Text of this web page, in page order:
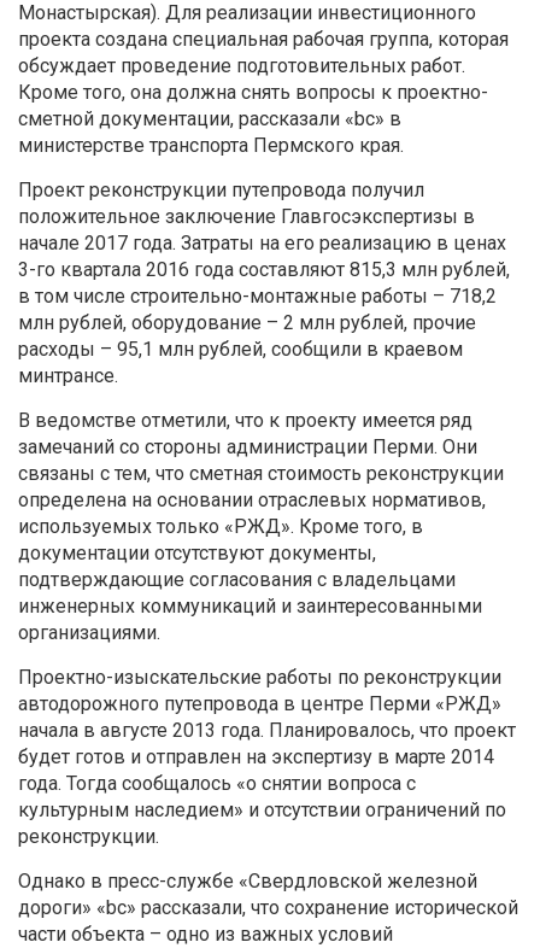
Монастырская). Для реализации инвестиционного
проекта создана специальная рабочая группа, которая
обсуждает проведение подготовительных работ.
Кроме того, она должна снять вопросы к проектно-
сметной документации, рассказали «bc» в
министерстве транспорта Пермского края.
Проект реконструкции путепровода получил
положительное заключение Главгосэкспертизы в
начале 2017 года. Затраты на его реализацию в ценах
3-го квартала 2016 года составляют 815,3 млн рублей,
в том числе строительно-монтажные работы – 718,2
млн рублей, оборудование – 2 млн рублей, прочие
расходы – 95,1 млн рублей, сообщили в краевом
минтрансе.
В ведомстве отметили, что к проекту имеется ряд
замечаний со стороны администрации Перми. Они
связаны с тем, что сметная стоимость реконструкции
определена на основании отраслевых нормативов,
используемых только «РЖД». Кроме того, в
документации отсутствуют документы,
подтверждающие согласования с владельцами
инженерных коммуникаций и заинтересованными
организациями.
Проектно-изыскательские работы по реконструкции
автодорожного путепровода в центре Перми «РЖД»
начала в августе 2013 года. Планировалось, что проект
будет готов и отправлен на экспертизу в марте 2014
года. Тогда сообщалось «о снятии вопроса с
культурным наследием» и отсутствии ограничений по
реконструкции.
Однако в пресс-службе «Свердловской железной
дороги» «bc» рассказали, что сохранение исторической
части объекта – одно из важных условий